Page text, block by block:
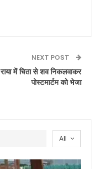
NEXT POST
राया में चिता से शव निकलवाकर
पोस्टमार्टम को भेजा
All